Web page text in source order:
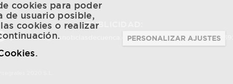
PUBLICIDAD:
publicidad@lasnoticiasdecuenca.es 684 126 573 / 670 726 392
cookies para poder
de usuario posible,
cookies o realizar
.
PERSONALIZAR AJUSTES